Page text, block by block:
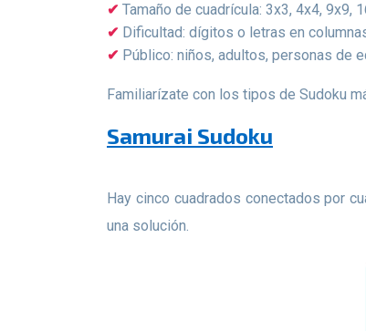
Tamaño de cuadrícula: 3x3, 4x4, 9x9,
Dificultad: dígitos o letras en
Público: niños, adultos, personas de
Familiarízate con los tipos de Sudoku
Samurai Sudoku
Hay cinco cuadrados conectados por cuatro subregiones comunes. Cada rompecabezas no se puede resolver por separado, lo que significa que solo existe
una solución.